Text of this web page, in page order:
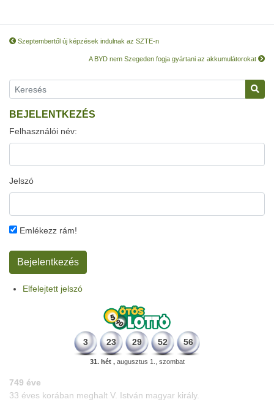
Szeptembertől új képzések indulnak az SZTE-n
A BYD nem Szegeden fogja gyártani az akkumulátorokat
BEJELENTKEZÉS
Felhasználói név:
Jelszó
Emlékezz rám!
Elfelejtett jelszó
3 23 29 52 56
31. hét ,augusztus 1., szombat